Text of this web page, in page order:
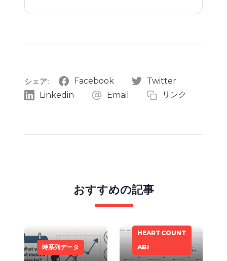
シェア: Facebook
Twitter
Linkedin
Email リンク
おすすめの記事
時系列データ
HEARTCOUNT
ABI